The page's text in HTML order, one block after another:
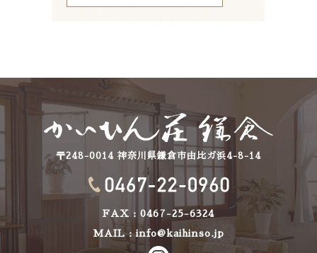
〒248-0014 神奈川県鎌倉市由比ガ浜4-8-14
FAX : 0467-25-6324
MAIL :info@kaihinso.jp